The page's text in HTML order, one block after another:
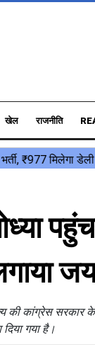
खेल राजनीति
की कांग्रेस सरकार
गया है।